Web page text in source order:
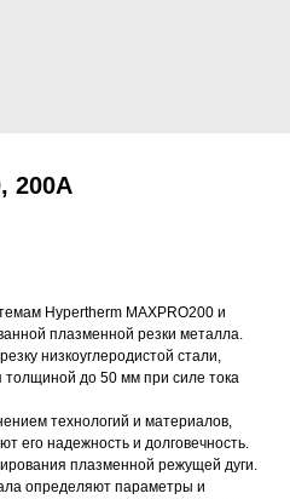
200А
Hypertherm MAXPRO200 и
плазменной резки металла.
низкоуглеродистой стали,
до 50 мм при силе тока
технологий и материалов,
его надежность и долговечность.
плазменной режущей дуги.
определяют параметры и